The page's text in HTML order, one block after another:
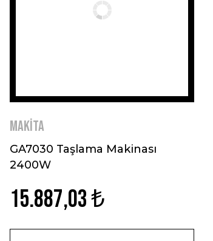
MAKİTA
GA7030 Taşlama Makinası
2400W
15.887,03 ₺